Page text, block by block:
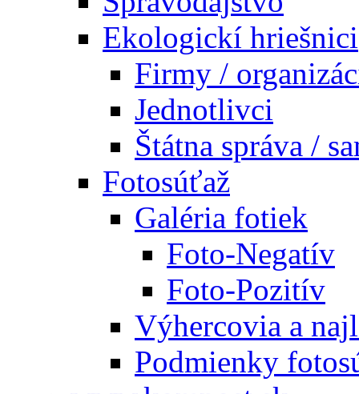
Ekologickí hriešnici
Firmy /
Jednotlivci
Štátna správa /
Fotosúťaž
Galéria fotiek
Foto-Negatív
Foto-Pozitív
Výhercovia a
Podmienky